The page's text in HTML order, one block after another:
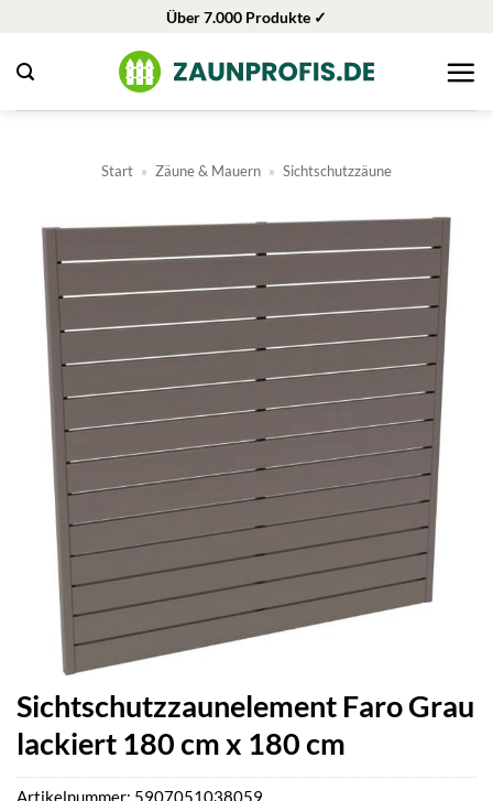
springen
Über 7.000 Produkte ✓
Start » Zäune & Mauern » Sichtschutzzäune
Sichtschutzzaunelement Faro Grau
lackiert 180 cm x 180 cm